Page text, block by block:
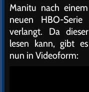
Manitu nach
neuen HBO-Serie
verlangt. Da
lesen kann, gibt
nun in Videoform: